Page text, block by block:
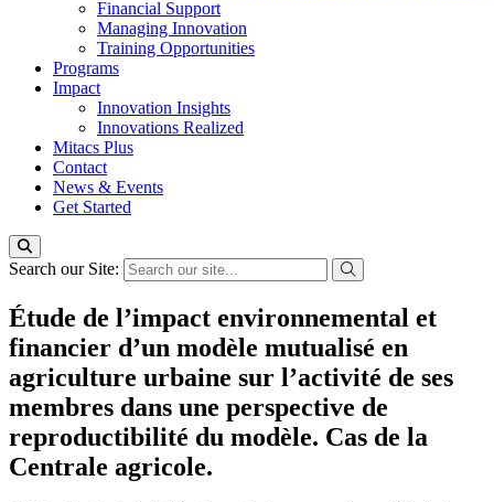
Financial Support
Managing Innovation
Training Opportunities
Programs
Impact
Innovation Insights
Innovations Realized
Mitacs Plus
Contact
News & Events
Get Started
Search our Site:
Étude de l’impact environnemental et
financier d’un modèle mutualisé en
agriculture urbaine sur l’activité de ses
membres dans une perspective de
reproductibilité du modèle. Cas de la
Centrale agricole.